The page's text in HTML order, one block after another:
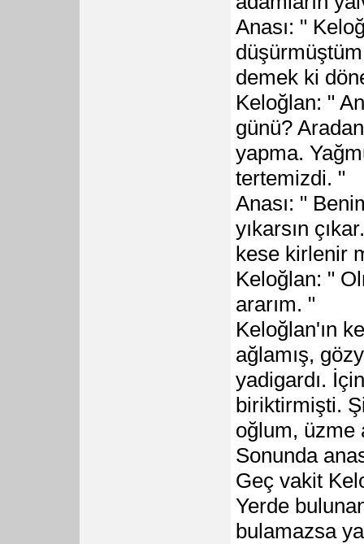
Anası: "
demek ki
Keloğlan: "
günü?
yapma.
tertemizdi. "
Anası: "
yıkarsın
kese kirlenir
Keloğlan: "
ararım. "
Keloğlan'ın
ağlamış,
yadigardı.
biriktirmişti.
oğlum, üzme
Sonunda
Geç vakit
Yerde
bulamazsa